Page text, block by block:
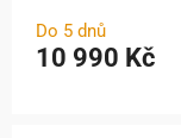
Do 5 dnů
10 990 Kč